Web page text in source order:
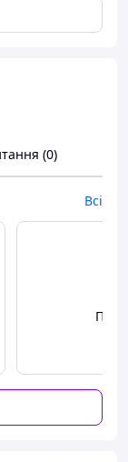
аметистом,
(0)
Всі